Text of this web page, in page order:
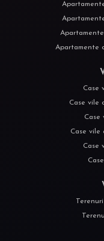
Apartamente
Case
Case vile
Case
Case vile
Case